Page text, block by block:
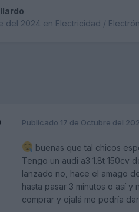
del 2024 en Electricidad /
Publicado 17 de Octubre del
buenas que tal chicos
Tengo un audi a3 1.8t 150cv
lanzado no, hace el amago
hasta pasar 3 minutos o así
comprar y ojalá me podría